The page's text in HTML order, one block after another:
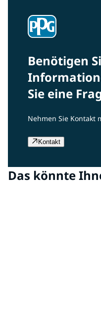
Benötigen
Sie eine
Nehmen Sie Kontakt
Kontakt
Das könnte